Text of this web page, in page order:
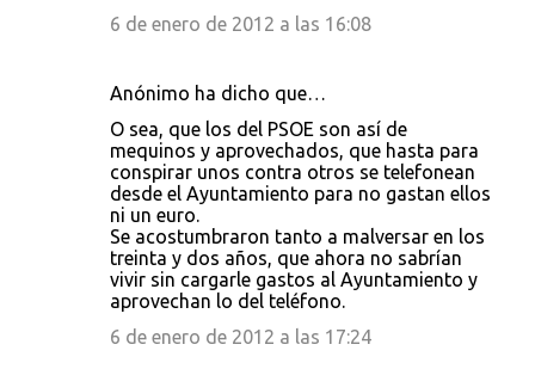
6 de enero de 2012 a las 16:08
Anónimo ha dicho que…
O sea, que los del PSOE son así de
mequinos y aprovechados, que hasta para
conspirar unos contra otros se telefonean
desde el Ayuntamiento para no gastan ellos
ni un euro.
Se acostumbraron tanto a malversar en los
treinta y dos años, que ahora no sabrían
vivir sin cargarle gastos al Ayuntamiento y
aprovechan lo del teléfono.
6 de enero de 2012 a las 17:24